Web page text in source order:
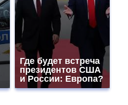
Где будет встреча
президентов США
и России: Европа?